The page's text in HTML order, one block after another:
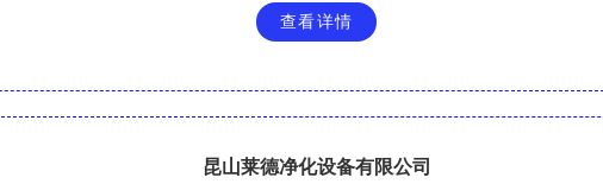
查看详情
昆山莱德净化设备有限公司